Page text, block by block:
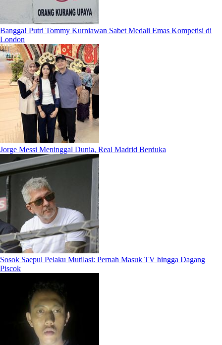
Bangga! Putri Tommy Kurniawan Sabet Medali Emas Kompetisi di
London
Jorge Messi Meninggal Dunia, Real Madrid Berduka
Sosok Saepul Pelaku Mutilasi: Pernah Masuk TV hingga Dagang
Piscok